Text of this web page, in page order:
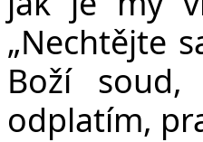
„Nechtějte
Boží
odplatím,